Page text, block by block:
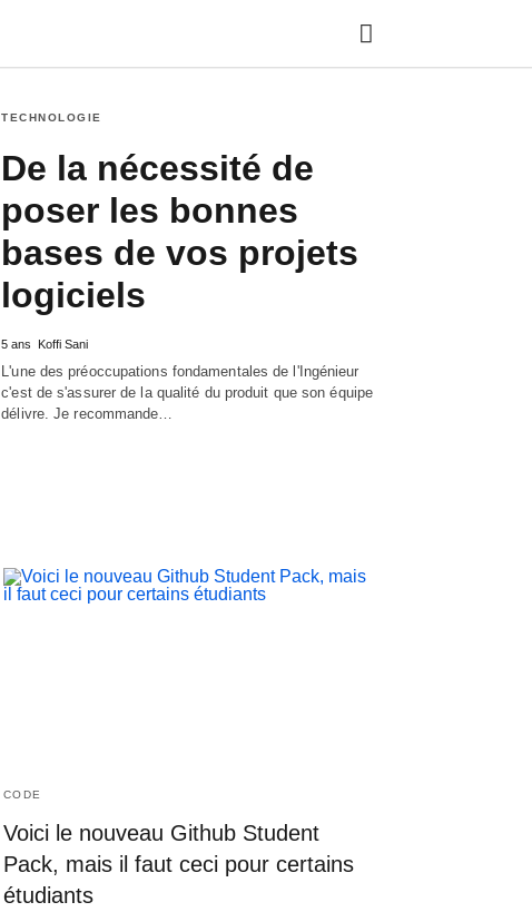
TECHNOLOGIE
De la nécessité de
poser les bonnes
bases de vos projets
logiciels
5 ans Koffi Sani
L'une des préoccupations fondamentales de l'Ingénieur
c'est de s'assurer de la qualité du produit que son équipe
délivre. Je recommande…
CODE
Voici le nouveau Github Student
Pack, mais il faut ceci pour certains
étudiants